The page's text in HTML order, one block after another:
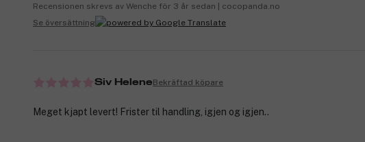
Recensionen skrevs av Wenche för 3 år sedan | cocopanda.no
Se översättning
Siv HeleneBekräftad köpare
Meget kjapt levert! Frister til handling, igjen og igjen..